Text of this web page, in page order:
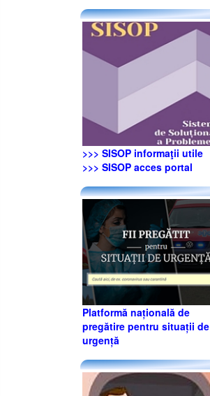
>>> SISOP informaţii utile
>>> SISOP acces portal
Platformă națională de
pregătire pentru situații de
urgență